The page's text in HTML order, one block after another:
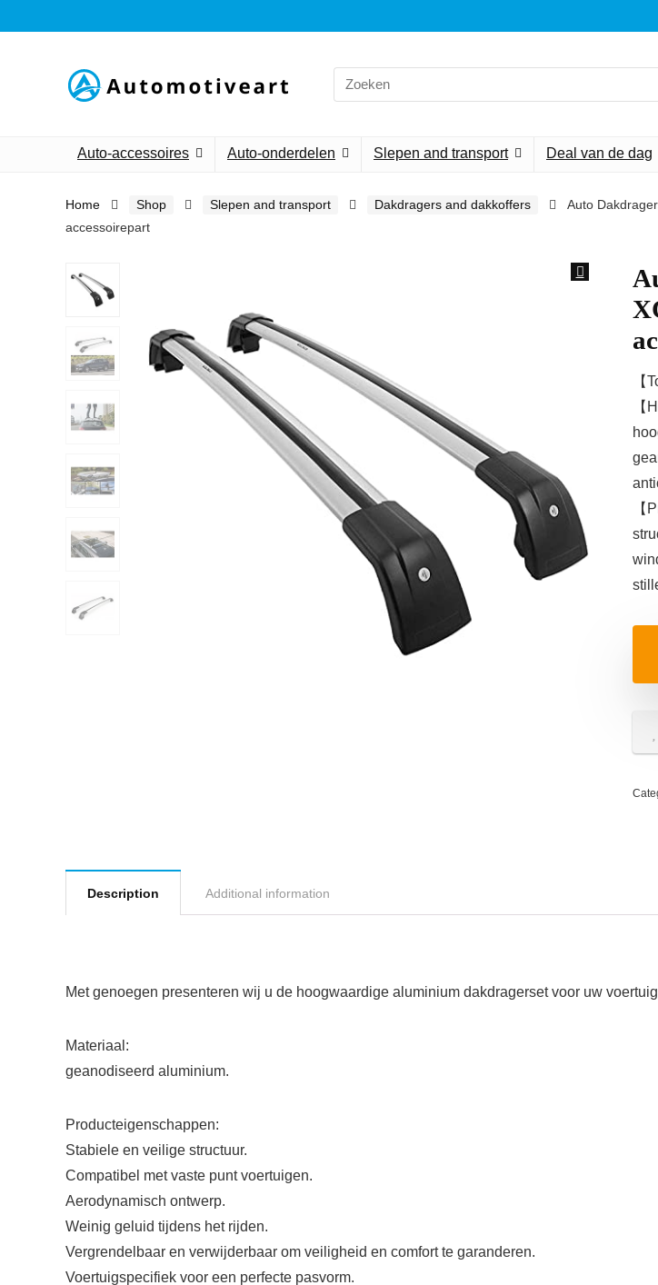
Search
for:
Auto-accessoires Auto-onderdelen Slepen and transport Deal van de dag
Home Shop Slepen and transport Dakdragers and dakkoffers
Auto
accessoirepart
【
【
【
Description Additional information
Met genoegen presenteren wij u de hoogwaardige aluminium dakdragerset voor uw
Materiaal:
geanodiseerd aluminium.
Producteigenschappen:
Stabiele en veilige structuur.
Compatibel met vaste punt voertuigen.
Aerodynamisch ontwerp.
Weinig geluid tijdens het rijden.
Vergrendelbaar en verwijderbaar om veiligheid en comfort te garanderen.
Voertuigspecifiek voor een perfecte pasvorm.